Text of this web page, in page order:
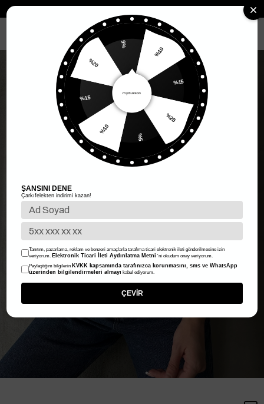
Kadın Üst Giyim Lily Varaklı
%5
%10
%15
%20
%5
%10
%15
%20
ŞANSINI DENE
Çarkıfelekten indirimi kazan!
Tanıtım, pazarlama, reklam ve benzeri amaçlarla tarafıma ticari elektronik ileti gönderilmesine izin
veriyorum. Elektronik Ticari İleti Aydınlatma Metni 'ni okudum onay veriyorum.
Paylaştığım bilgilerin KVKK kapsamında tarafınızca korunmasını, sms ve WhatsApp
üzerinden bilgilendirmeleri almayı kabul ediyorum.
ÇEVİR